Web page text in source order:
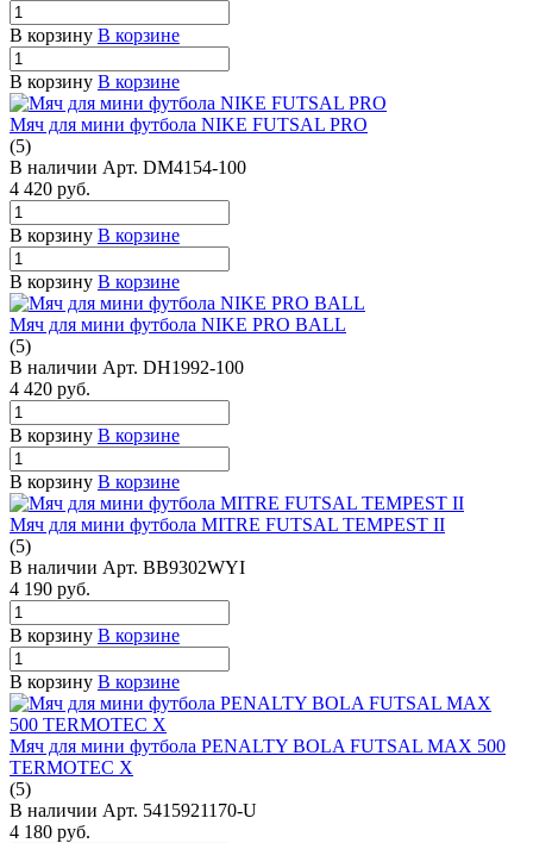
В корзину В корзине
В корзину В корзине
Мяч для мини футбола NIKE FUTSAL PRO
(5)
В наличии Арт. DM4154-100
4 420 руб.
В корзину В корзине
В корзину В корзине
Мяч для мини футбола NIKE PRO BALL
(5)
В наличии Арт. DH1992-100
4 420 руб.
В корзину В корзине
В корзину В корзине
Мяч для мини футбола MITRE FUTSAL TEMPEST II
(5)
В наличии Арт. BB9302WYI
4 190 руб.
В корзину В корзине
В корзину В корзине
Мяч для мини футбола PENALTY BOLA FUTSAL MAX 500
TERMOTEC X
(5)
В наличии Арт. 5415921170-U
4 180 руб.